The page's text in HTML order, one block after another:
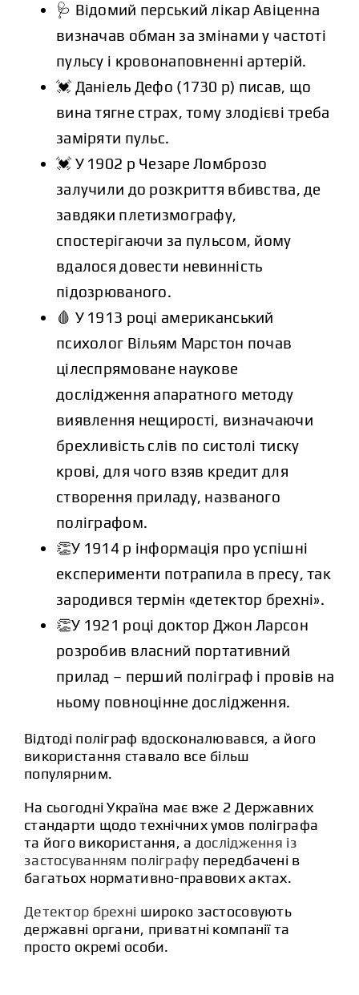
🩺 Відомий перський лікар Авіценна
визначав обман за змінами у частоті
пульсу і кровонаповненні артерій.
💓 Даніель Дефо (1730 р) писав, що
вина тягне страх, тому злодієві треба
заміряти пульс.
💓 У 1902 р Чезаре Ломброзо
залучили до розкриття вбивства, де
завдяки плетизмографу,
спостерігаючи за пульсом, йому
вдалося довести невинність
підозрюваного.
🩸 У 1913 році американський
психолог Вільям Марстон почав
цілеспрямоване наукове
дослідження апаратного методу
виявлення нещирості, визначаючи
брехливість слів по систолі тиску
крові, для чого взяв кредит для
створення приладу, названого
поліграфом.
👏У 1914 р інформація про успішні
експерименти потрапила в пресу, так
зародився термін «детектор брехні».
👏У 1921 році доктор Джон Ларсон
розробив власний портативний
прилад – перший поліграф і провів на
ньому повноцінне дослідження.
Відтоді поліграф вдосконалювався, а його
використання ставало все більш
популярним.
На сьогодні Україна має вже 2 Державних
стандарти щодо технічних умов поліграфа
та його використання, а дослідження із
застосуванням поліграфу передбачені в
багатьох нормативно-правових актах.
Детектор брехні широко застосовують
державні органи, приватні компанії та
просто окремі особи.